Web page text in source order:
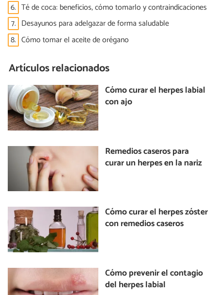
6. Té de coca: beneficios, cómo tomarlo y contraindicaciones
7. Desayunos para adelgazar de forma saludable
8. Cómo tomar el aceite de orégano
Artículos relacionados
Cómo curar el herpes labial
con ajo
Remedios caseros para
curar un herpes en la nariz
Cómo curar el herpes zóster
con remedios caseros
Cómo prevenir el contagio
del herpes labial